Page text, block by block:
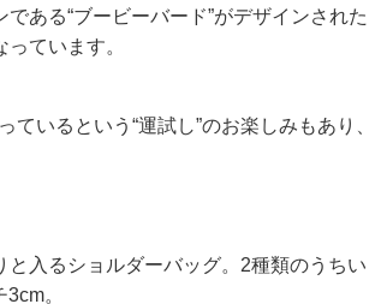
ある“ブービーバード”がデザインされた
ています。
いるという“運試し”のお楽しみもあり、
入るショルダーバッグ。2種類のうちい
。